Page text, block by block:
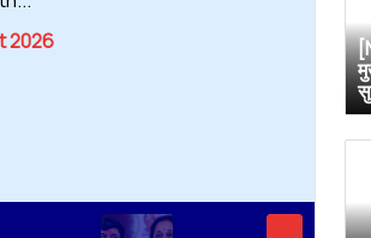
2026